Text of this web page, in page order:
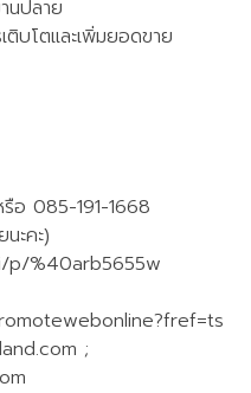
นปลาย
บโตและเพิ่มยอดขาย
อ 085-191-1668
ะคะ)
p/%40arb5655w
;